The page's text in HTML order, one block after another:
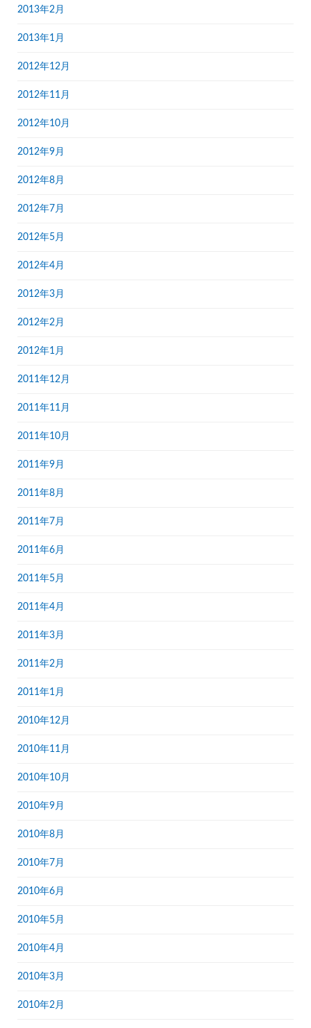
2013年2月
2013年1月
2012年12月
2012年11月
2012年10月
2012年9月
2012年8月
2012年7月
2012年5月
2012年4月
2012年3月
2012年2月
2012年1月
2011年12月
2011年11月
2011年10月
2011年9月
2011年8月
2011年7月
2011年6月
2011年5月
2011年4月
2011年3月
2011年2月
2011年1月
2010年12月
2010年11月
2010年10月
2010年9月
2010年8月
2010年7月
2010年6月
2010年5月
2010年4月
2010年3月
2010年2月